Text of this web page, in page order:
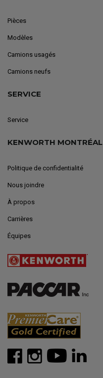
Pièces
Modèles
Camions usagés
Camions neufs
SERVICE
Service
KENWORTH MONTRÉAL
Politique de confidentialité
Nous joindre
À propos
Carrières
Équipes